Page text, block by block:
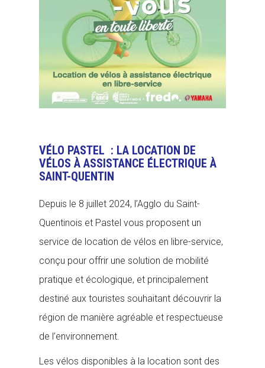
VÉLO PASTEL : LA LOCATION DE
VÉLOS À ASSISTANCE ÉLECTRIQUE À
SAINT-QUENTIN
Depuis le 8 juillet 2024, l’Agglo du Saint-
Quentinois et Pastel vous proposent un
service de location de vélos en libre-service,
conçu pour offrir une solution de mobilité
pratique et écologique, et principalement
destiné aux touristes souhaitant découvrir la
région de manière agréable et respectueuse
de l’environnement.
Les vélos disponibles à la location sont des